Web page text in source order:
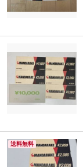
送料無料